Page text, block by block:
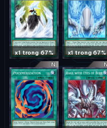
x1 trong 67% x1 trong 67%